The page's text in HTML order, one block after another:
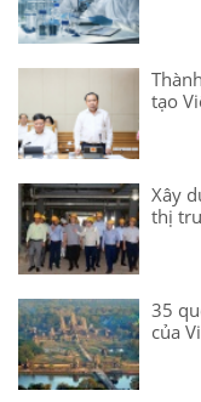
tạo
Xây
thị
35
của